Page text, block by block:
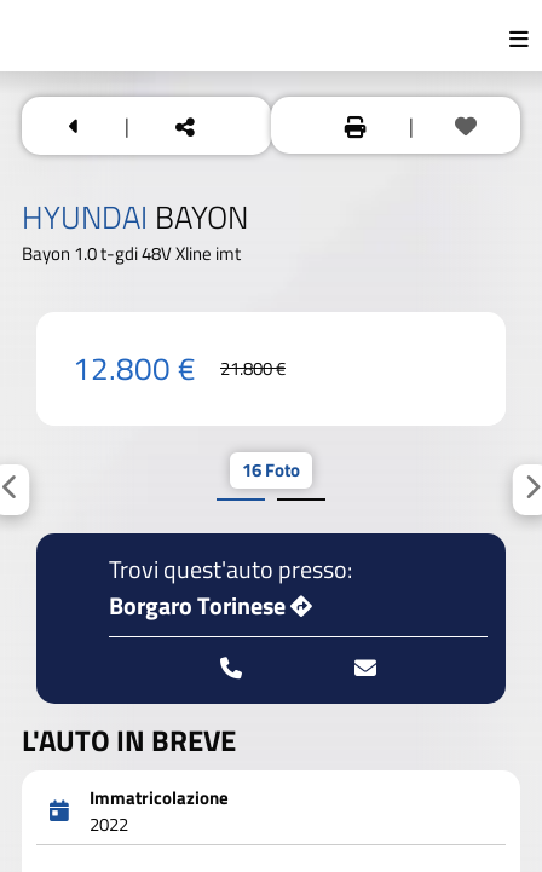
| |
HYUNDAI BAYON
Bayon 1.0 t-gdi 48V Xline imt
12.800 € 21.800 €
16 Foto
Trovi quest'auto presso:
Borgaro Torinese
L'AUTO IN BREVE
Immatricolazione
2022